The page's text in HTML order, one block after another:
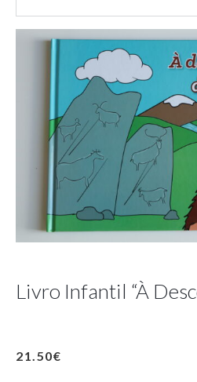
Livro Infantil “À
21.50€